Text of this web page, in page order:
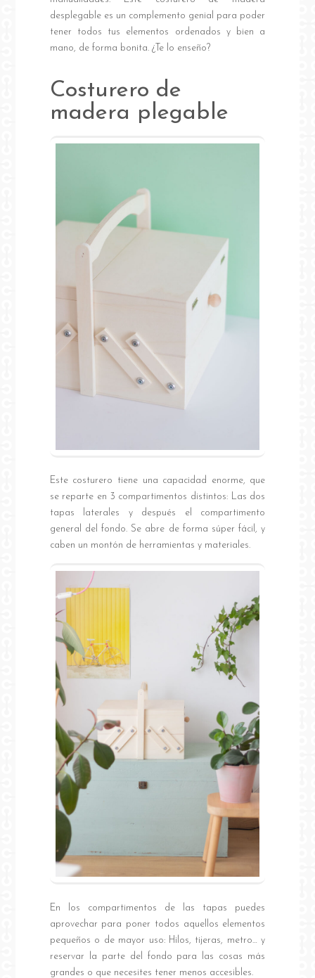
desplegable es un complemento genial para poder
tener todos tus elementos ordenados y bien a
mano, de forma bonita. ¿Te lo enseño?
Costurero de
madera plegable
Este costurero tiene una capacidad enorme, que
se reparte en 3 compartimentos distintos: Las dos
tapas laterales y después el compartimento
general del fondo. Se abre de forma súper fácil, y
caben un montón de herramientas y materiales.
En los compartimentos de las tapas puedes
aprovechar para poner todos aquellos elementos
pequeños o de mayor uso: Hilos, tijeras, metro… y
reservar la parte del fondo para las cosas más
grandes o que necesites tener menos accesibles.